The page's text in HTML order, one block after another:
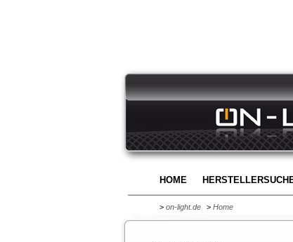
HOME
> on-light.de > Home